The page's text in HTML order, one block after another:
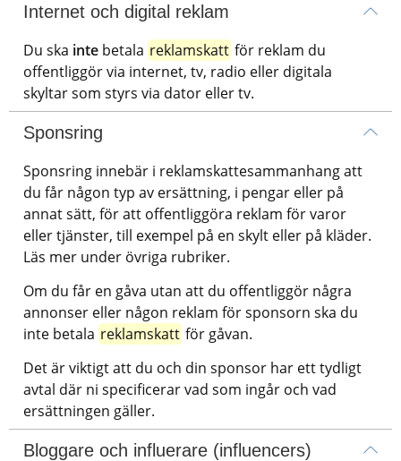
Internet och digital reklam
Du ska inte betala reklamskatt för reklam du
offentliggör via internet, tv, radio eller digitala
skyltar som styrs via dator eller tv.
Sponsring
Sponsring innebär i reklamskattesammanhang att
du får någon typ av ersättning, i pengar eller på
annat sätt, för att offentliggöra reklam för varor
eller tjänster, till exempel på en skylt eller på kläder.
Läs mer under övriga rubriker.
Om du får en gåva utan att du offentliggör några
annonser eller någon reklam för sponsorn ska du
inte betala reklamskatt för gåvan.
Det är viktigt att du och din sponsor har ett tydligt
avtal där ni specificerar vad som ingår och vad
ersättningen gäller.
Bloggare och influerare (influencers)